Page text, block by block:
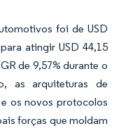
foi de USD
atingir USD 44,15
de 9,57% durante o
as arquiteturas de
os novos protocolos
forças que moldam